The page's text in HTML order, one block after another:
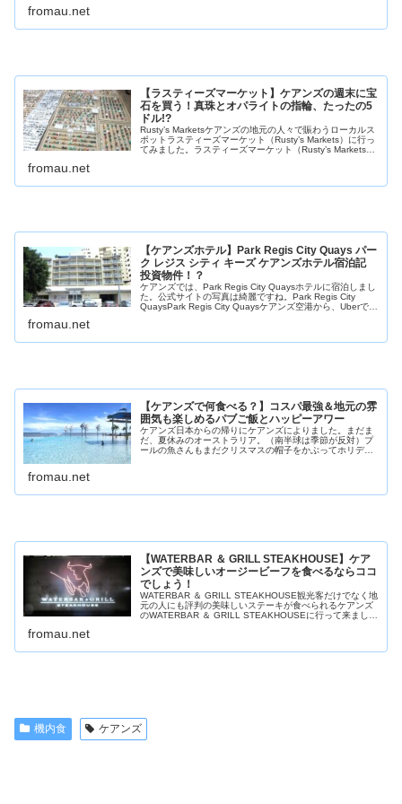
fromau.net
【ラスティーズマーケット】ケアンズの週末に宝
石を買う！真珠とオパライトの指輪、たったの5
ドル!?
Rusty’s Marketsケアンズの地元の人々で賑わうローカルス
ポットラスティーズマーケット（Rusty’s Markets）に行っ
てみました。ラスティーズマーケット（Rusty’s Markets）
fromau.net
【ケアンズホテル】Park Regis City Quays パー
ク レジス シティ キーズ ケアンズホテル宿泊記
投資物件！？
ケアンズでは、Park Regis City Quaysホテルに宿泊しまし
た。公式サイトの写真は綺麗ですね。Park Regis City
QuaysPark Regis City Quaysケアンズ空港から、Uberで
fromau.net
【ケアンズで何食べる？】コスパ最強＆地元の雰
囲気も楽しめるパブご飯とハッピーアワー
ケアンズ日本からの帰りにケアンズによりました。まだま
だ、夏休みのオーストラリア。（南半球は季節が反対）プ
ールの魚さんもまだクリスマスの帽子をかぶってホリデー
fromau.net
【WATERBAR ＆ GRILL STEAKHOUSE】ケア
ンズで美味しいオージービーフを食べるならココ
でしょう！
WATERBAR ＆ GRILL STEAKHOUSE観光客だけでなく地
元の人にも評判の美味しいステーキが食べられるケアンズ
のWATERBAR ＆ GRILL STEAKHOUSEに行って来まし
fromau.net
機内食 ケアンズ